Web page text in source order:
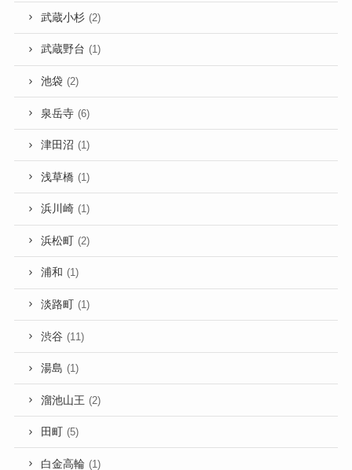
武蔵小杉 (2)
武蔵野台 (1)
池袋 (2)
泉岳寺 (6)
津田沼 (1)
浅草橋 (1)
浜川崎 (1)
浜松町 (2)
浦和 (1)
淡路町 (1)
渋谷 (11)
湯島 (1)
溜池山王 (2)
田町 (5)
白金高輪 (1)